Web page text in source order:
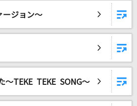
ージョン～
～TEKE TEKE SONG～